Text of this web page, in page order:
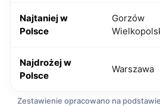
Najtaniej w
Polsce
Gorzów
Najdrożej w
Polsce
Warszawa
Zestawienie opracowano na podstawie